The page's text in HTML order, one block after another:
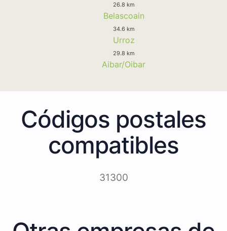
26.8 km
Belascoain
34.6 km
Urroz
29.8 km
Aibar/Oibar
Códigos postales
compatibles
31300